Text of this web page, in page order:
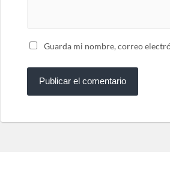
Guarda mi nombre, correo